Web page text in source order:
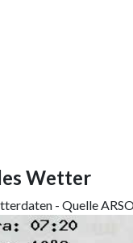
Wetter
- Quelle